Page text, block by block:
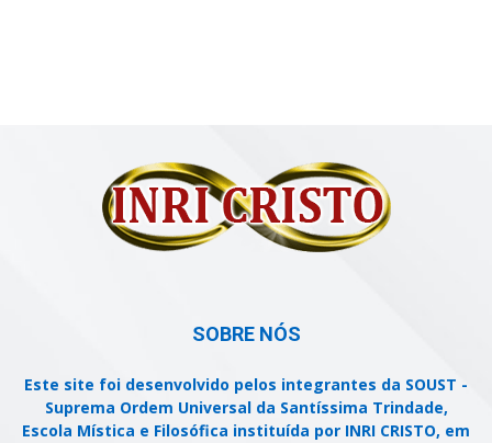
SOBRE NÓS
Este site foi desenvolvido pelos integrantes da SOUST -
Suprema Ordem Universal da Santíssima Trindade,
Escola Mística e Filosófica instituída por INRI CRISTO, em